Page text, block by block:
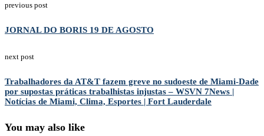
previous post
JORNAL DO BORIS 19 DE AGOSTO
next post
Trabalhadores da AT&T fazem greve no sudoeste de Miami-Dade
por supostas práticas trabalhistas injustas – WSVN 7News |
Notícias de Miami, Clima, Esportes | Fort Lauderdale
You may also like